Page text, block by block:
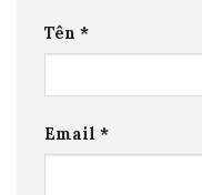
Tên *
Email *